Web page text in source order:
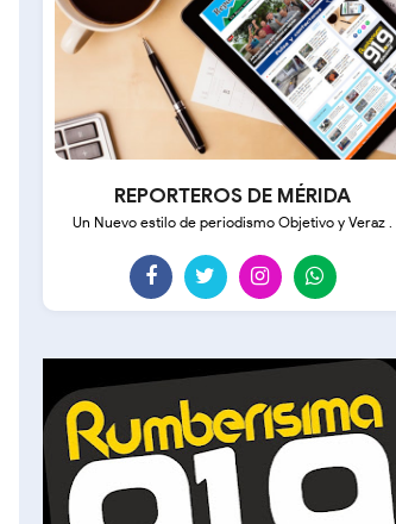
REPORTEROS DE MÉRIDA
Un Nuevo estilo de periodismo Objetivo y Veraz .